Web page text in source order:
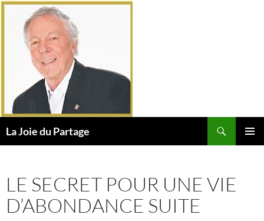
Aller
contenu
La Joie du Partage
LE SECRET POUR UNE VIE
D’ABONDANCE SUITE